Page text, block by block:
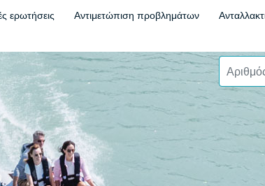
ερωτήσεις Αντιμετώπιση προβλημάτων